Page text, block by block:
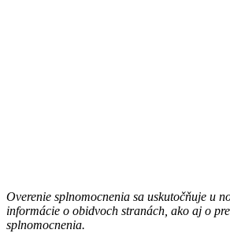
Overenie splnomocnenia sa uskutočňuje u
informácie o obidvoch stranách, ako aj o
splnomocnenia.